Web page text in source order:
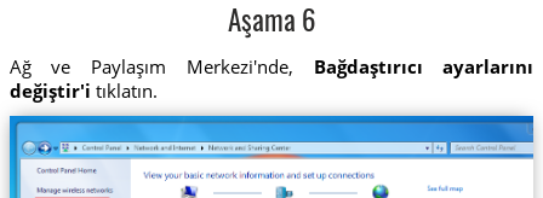
Aşama 6
Ağ ve Paylaşım Merkezi'nde, Bağdaştırıcı ayarlarını
değiştir'i tıklatın.